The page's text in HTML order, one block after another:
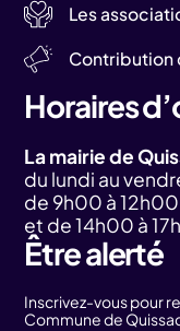
Les
Contribution
Horaires
La mairie de
du lundi au
de 9h00 à 12h00
et de 14h00 à
Être alerté
Inscrivez-vous pour
Commune de